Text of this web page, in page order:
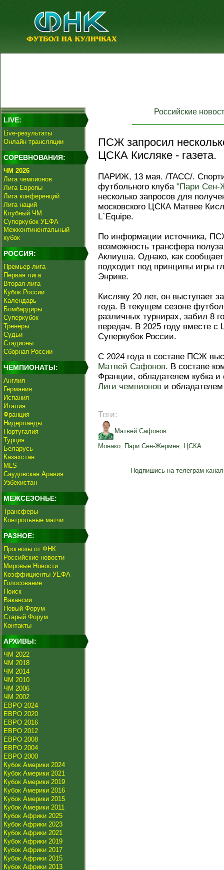
LIVE:
Live-результаты
Онлайн трансляции
СОРЕВНОВАНИЯ:
ЧМ 2026
Лига чемпионов
Лига Европы
Лига конференций
Лига наций
Клубный ЧМ
Суперкубок УЕФА
Межконтинентальный
кубок
РОССИЯ:
Премьер-лига
Первая лига
Вторая лига
Кубок России
Календарь
Бомбардиры
Суперкубок
Тренеры
Судьи
Стадионы
Сборная России
ЧЕМПИОНАТЫ:
Англия
Германия
Испания
Италия
Франция
Нидерланды
Португалия
Турция
Беларусь
Казахстан
MLS
Саудовская Аравия
Узбекистан
МЕЖСЕЗОНЬЕ:
Трансферы
Контрольные матчи
РАЗНОЕ:
Прогнозы от ФНК
Российские новости
Мировые Новости
Коэффициенты УЕФА
Голосование
Поиск
Вакансии
Новый Форум
Старый Форум
Контакты
АРХИВЫ:
ЧМ 2022
ЧМ 2018
ЧМ 2014
ЧМ 2010
ЧМ 2006
ЧМ 2002
ЕВРО 2024
ЕВРО 2020
ЕВРО 2016
ЕВРО 2012
ЕВРО 2008
ЕВРО 2004
ЕВРО 2000
Кубок Америки 2024
Кубок Америки 2021
Кубок Америки 2019
Кубок Америки 2016
Кубок Америки 2015
Кубок Америки 2011
Кубок Африки 2025
Кубок Африки 2023
Кубок Африки 2021
Кубок Африки 2019
Кубок Африки 2017
Кубок Африки 2015
Кубок Африки 2013
Российские
ПСЖ запросил
ЦСКА Кисляке - газета.
ПАРИЖ, 13 мая. /ТАСС/.
футбольного клуба "Пари Сен-
несколько запросов для
московского ЦСКА Матвее
L`Equipe.
По информации источника,
возможность трансфера
Аклиуша. Однако, как
подходит под принципы игры
Энрике.
Кисляку 20 лет, он выступает
года. В текущем сезоне
различных турнирах, забил 8
передач. В 2025 году вместе
Суперкубок России.
С 2024 года в составе ПСЖ
Матвей Сафонов. В составе
Франции, обладателем кубка и
Лиги чемпионов и
Теги:
Матвей Сафонов
Монако, Пари Сен-Жермен, ЦСКА
Подпишись на телеграм-